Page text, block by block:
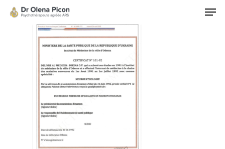
Hit enter to search or ESC to close